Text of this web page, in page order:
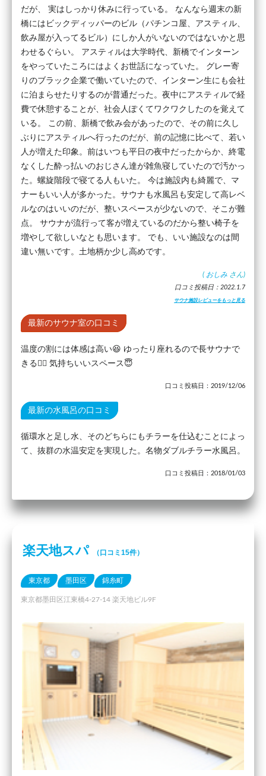
だが、 実はしっかり休みに行っている。 なんなら週末の新
橋にはビックディッパーのビル（パチンコ屋、アスティル、
飲み屋が入ってるビル）にしか人がいないのではないかと思
わせるぐらい。 アスティルは大学時代、新橋でインターン
をやっていたころにはよくお世話になっていた。 グレー寄
りのブラック企業で働いていたので、インターン生にも会社
に泊まらせたりするのが普通だった。夜中にアスティルで経
費で休憩することが、社会人ぽくてワクワクしたのを覚えて
いる。 この前、新橋で飲み会があったので、その前に久し
ぶりにアスティルへ行ったのだが、前の記憶に比べて、若い
人が増えた印象。前はいつも平日の夜中だったからか、終電
なくした酔っ払いのおじさん達が雑魚寝していたので汚かっ
た。螺旋階段で寝てる人もいた。 今は施設内も綺麗で、マ
ナーもいい人が多かった。サウナも水風呂も安定して高レベ
ルなのはいいのだが、整いスペースが少ないので、そこが難
点。 サウナが流行って客が増えているのだから整い椅子を
増やして欲しいなとも思います。 でも、いい施設なのは間
違い無いです。土地柄か少し高めです。
( おしみ さん)
口コミ投稿日：2022.1.7
サウナ施設レビューをもっと見る
最新のサウナ室の口コミ
温度の割には体感は高い😆 ゆったり座れるので長サウナで
きる🧖‍♂️ 気持ちいいスペース😇
口コミ投稿日：2019/12/06
最新の水風呂の口コミ
循環水と足し水、そのどちらにもチラーを仕込むことによっ
て、抜群の水温安定を実現した。名物ダブルチラー水風呂。
口コミ投稿日：2018/01/03
楽天地スパ （口コミ15件）
東京都 墨田区 錦糸町
東京都墨田区江東橋4-27-14 楽天地ビル9F